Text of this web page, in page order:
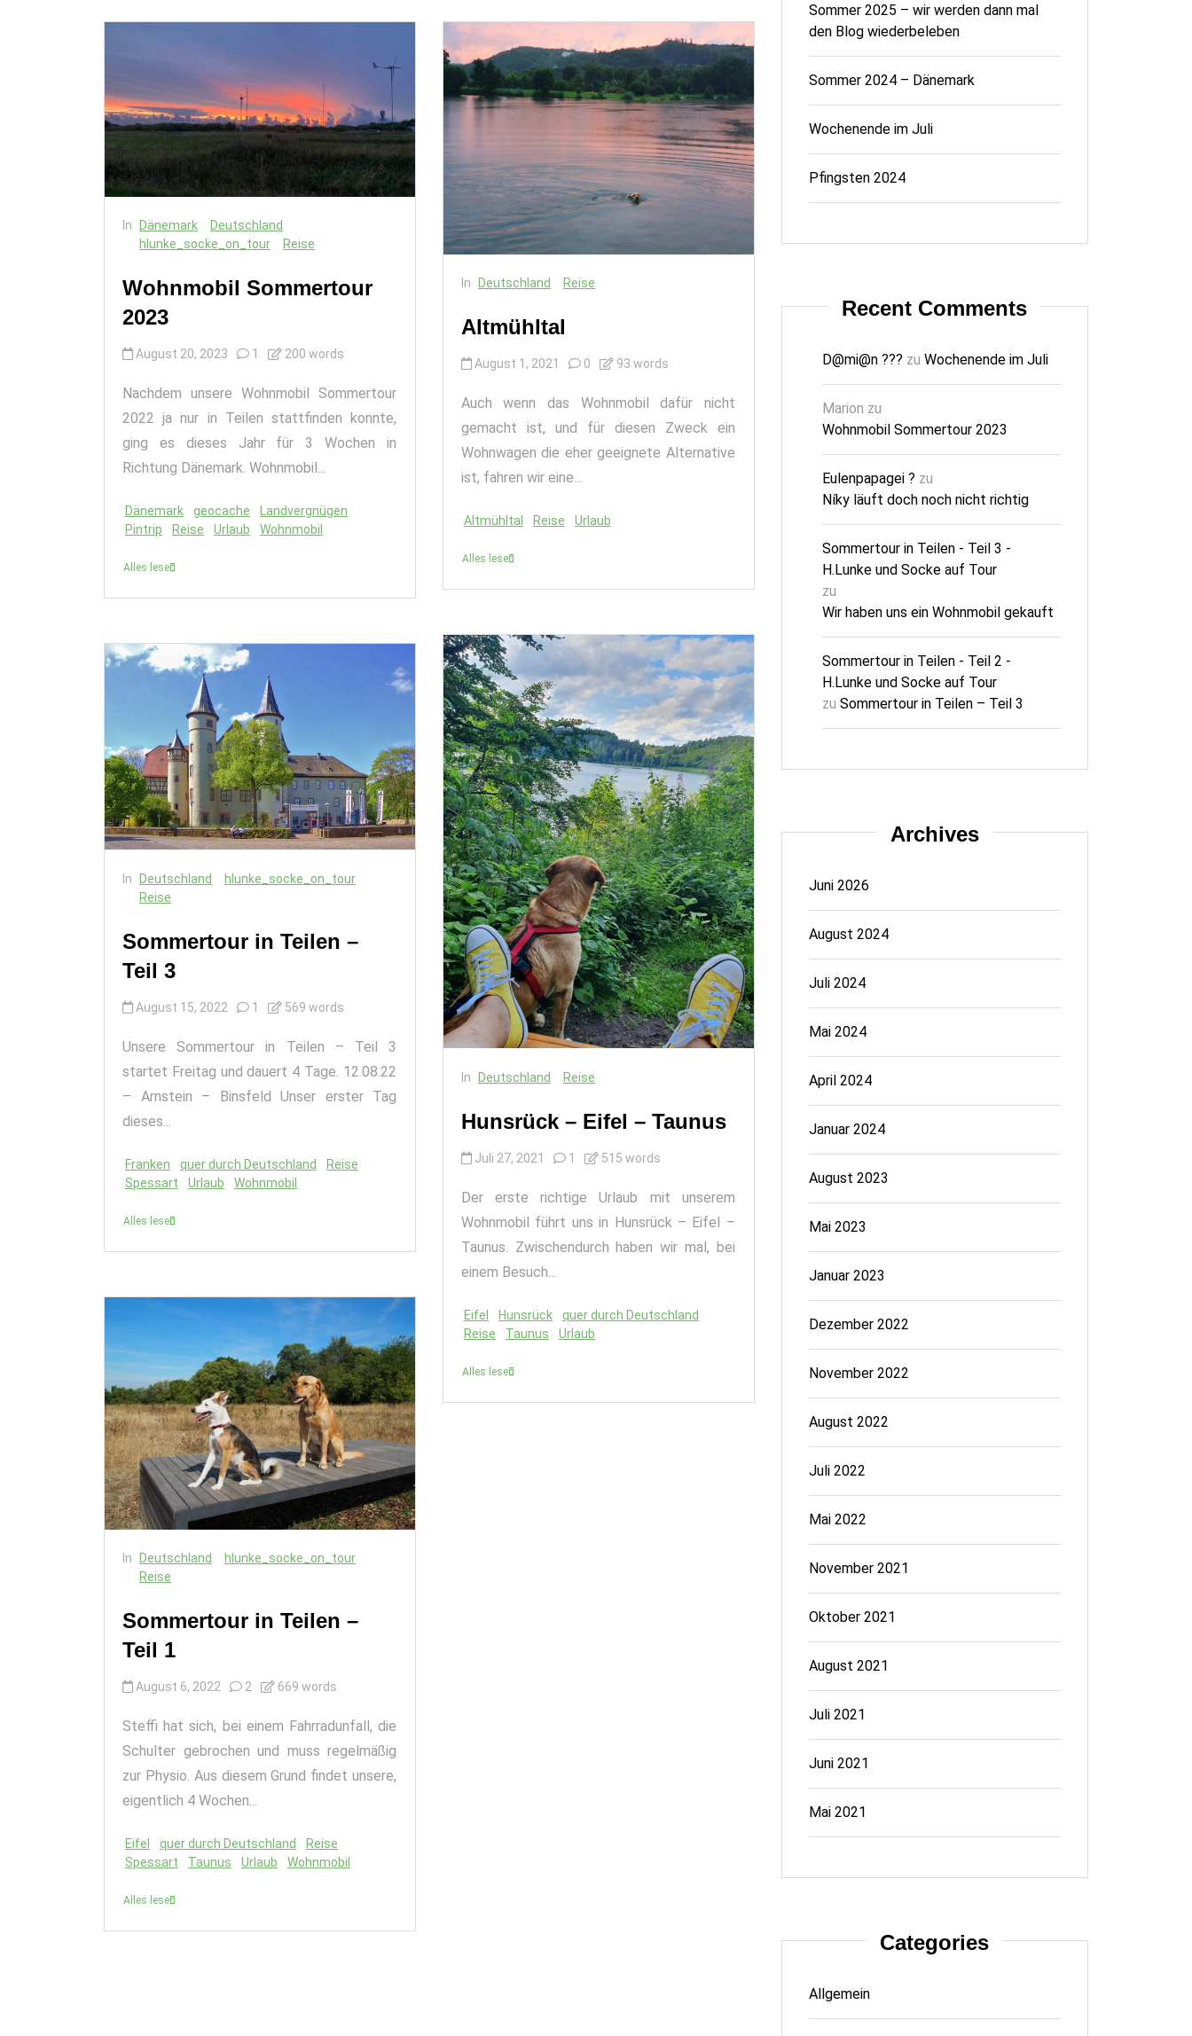
In Dänemark
Deutschland
hlunke_socke_on_tour
Reise
Wohnmobil Sommertour
2023
August 20, 2023 1 200 words
Nachdem unsere Wohnmobil Sommertour
2022 ja nur in Teilen stattfinden konnte,
ging es dieses Jahr für 3 Wochen in
Richtung Dänemark. Wohnmobil...
Dänemark geocache
Landvergnügen
Pintrip
Reise Urlaub Wohnmobil
Alles lesen
In Deutschland
hlunke_socke_on_tour
Reise
Sommertour in Teilen –
Teil 3
August 15, 2022 1 569 words
Unsere Sommertour in Teilen – Teil 3
startet Freitag und dauert 4 Tage. 12.08.22
– Arnstein – Binsfeld Unser erster Tag
dieses...
Franken quer durch Deutschland
Reise
Spessart
Urlaub Wohnmobil
Alles lesen
In Deutschland
hlunke_socke_on_tour
Reise
Sommertour in Teilen –
Teil 1
August 6, 2022 2 669 words
Steffi hat sich, bei einem Fahrradunfall, die
Schulter gebrochen und muss regelmäßig
zur Physio. Aus diesem Grund findet unsere,
eigentlich 4 Wochen...
Eifel quer durch Deutschland
Reise
Spessart
Taunus Urlaub Wohnmobil
Alles lesen
In Deutschland Reise
Altmühltal
August 1, 2021 0 93 words
Auch wenn das Wohnmobil dafür nicht
gemacht ist, und für diesen Zweck ein
Wohnwagen die eher geeignete Alternative
ist, fahren wir eine...
Altmühltal Reise Urlaub
Alles lesen
In Deutschland Reise
Hunsrück – Eifel – Taunus
Juli 27, 2021 1 515 words
Der erste richtige Urlaub mit unserem
Wohnmobil führt uns in Hunsrück – Eifel –
Taunus. Zwischendurch haben wir mal, bei
einem Besuch...
Eifel Hunsrück
quer durch Deutschland
Reise
Taunus Urlaub
Alles lesen
Sommer 2025 – wir werden dann mal
den Blog wiederbeleben
Sommer 2024 – Dänemark
Wochenende im Juli
Pfingsten 2024
Recent Comments
D@mi@n ??? zu Wochenende im Juli
Marion zu
Wohnmobil Sommertour 2023
Eulenpapagei ? zu
Níky läuft doch noch nicht richtig
Sommertour in Teilen - Teil 3 -
H.Lunke und Socke auf Tour
zu
Wir haben uns ein Wohnmobil gekauft
Sommertour in Teilen - Teil 2 -
H.Lunke und Socke auf Tour
zu Sommertour in Teilen – Teil 3
Archives
Juni 2026
August 2024
Juli 2024
Mai 2024
April 2024
Januar 2024
August 2023
Mai 2023
Januar 2023
Dezember 2022
November 2022
August 2022
Juli 2022
Mai 2022
November 2021
Oktober 2021
August 2021
Juli 2021
Juni 2021
Mai 2021
Categories
Allgemein